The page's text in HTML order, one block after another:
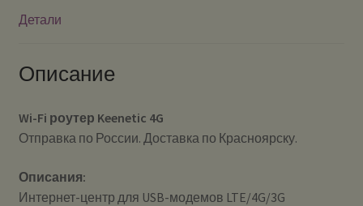
Детали
Описание
Wi-Fi роутер Keenetic 4G
Отправка по России. Доставка по Красноярску.
Описания:
Интернет-центр для USB-модемов LTE/4G/3G